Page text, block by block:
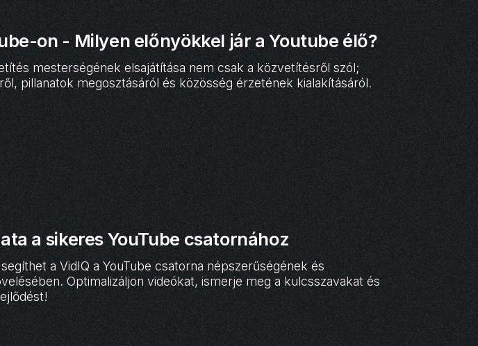
on - Milyen előnyökkel jár a Youtube élő?
mesterségének elsajátítása nem csak a közvetítésről szól;
pillanatok megosztásáról és közösség érzetének kialakításáról.
a sikeres YouTube csatornához
a VidIQ a YouTube csatorna népszerűségének és
Optimalizáljon videókat, ismerje meg a kulcsszavakat és